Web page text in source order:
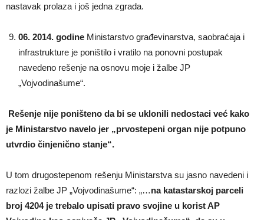
nastavak prolaza i još jedna zgrada.
06. 2014. godine Ministarstvo građevinarstva, saobraćaja i
infrastrukture je poništilo i vratilo na ponovni postupak
navedeno rešenje na osnovu moje i žalbe JP
„Vojvodinašume“.
Rešenje nije poništeno da bi se uklonili nedostaci već kako
je Ministarstvo navelo jer „prvostepeni organ nije potpuno
utvrdio činjenično stanje“.
U tom drugostepenom rešenju Ministarstva su jasno navedeni i
razlozi žalbe JP „Vojvodinašume“: „…na katastarskoj parceli
broj 4204 je trebalo upisati pravo svojine u korist AP